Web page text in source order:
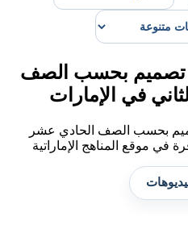
تصميم بحسب الصف
في الإمارات
بحسب الصف الحادي عشر
في موقع المناهج الإماراتية